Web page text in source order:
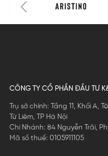
CÔNG TY CỔ PHẦN ĐẦU TƯ
Trụ sở chính: Tầng 11, Khối
Từ Liêm, TP Hà Nội
Chi Nhánh: 84 Nguyễn Trãi,
Mã số thuế: 0105911105